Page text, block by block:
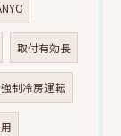
取付有効長
強制冷房運転